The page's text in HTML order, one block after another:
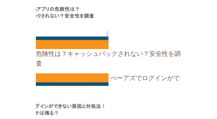
危険性は？キャッシュバックされない？安全性を調
査
ぺーアズでログインがで